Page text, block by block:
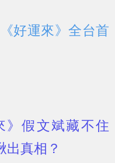
好運來》全台首
》假文斌藏不住
真相？